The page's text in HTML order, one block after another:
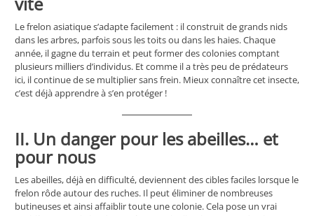
Le frelon asiatique s’adapte facilement : il construit de grands nids
dans les arbres, parfois sous les toits ou dans les haies. Chaque
année, il gagne du terrain et peut former des colonies comptant
plusieurs milliers d’individus. Et comme il a très peu de prédateurs
ici, il continue de se multiplier sans frein. Mieux connaître cet insecte,
c’est déjà apprendre à s’en protéger !
II. Un danger pour les abeilles… et
pour nous
Les abeilles, déjà en difficulté, deviennent des cibles faciles lorsque le
frelon rôde autour des ruches. Il peut éliminer de nombreuses
butineuses et ainsi affaiblir toute une colonie. Cela pose un vrai